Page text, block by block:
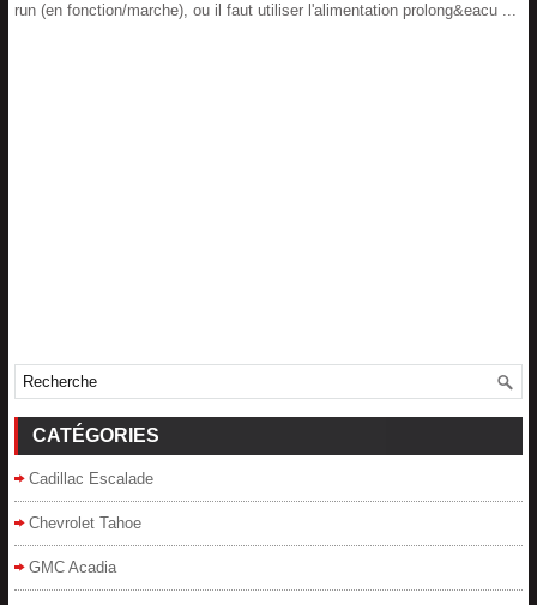
run (en fonction/marche), ou il faut utiliser l'alimentation prolong&eacu ...
CATÉGORIES
Cadillac Escalade
Chevrolet Tahoe
GMC Acadia